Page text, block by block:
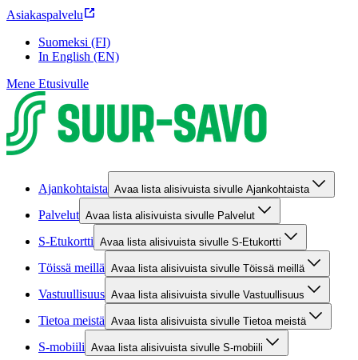
Asiakaspalvelu
Suomeksi (FI)
In English (EN)
Mene Etusivulle
Ajankohtaista Avaa lista alisivuista sivulle Ajankohtaista
Palvelut Avaa lista alisivuista sivulle Palvelut
S-Etukortti Avaa lista alisivuista sivulle S-Etukortti
Töissä meillä Avaa lista alisivuista sivulle Töissä meillä
Vastuullisuus Avaa lista alisivuista sivulle Vastuullisuus
Tietoa meistä Avaa lista alisivuista sivulle Tietoa meistä
S-mobiili Avaa lista alisivuista sivulle S-mobiili